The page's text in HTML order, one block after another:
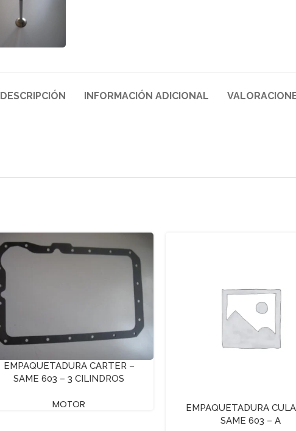
DESCRIPCIÓN INFORMACIÓN ADICIONAL
EMPAQUETADURA CARTER –
SAME 603 – 3 CILINDROS
MOTOR
EMPAQUETADURA
SAME 603 – A